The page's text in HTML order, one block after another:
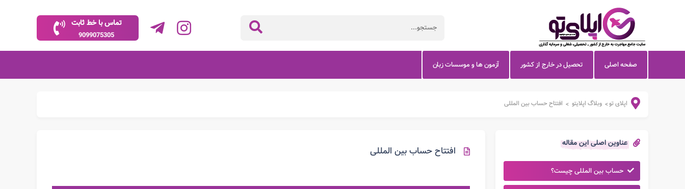
تماس با خط ثابت
9099075305
صفحه اصلی تحصیل در خارج از کشور آزمون ها و موسسات زبان
اپلای تو> وبلاگ اپلایتو > افتتاح حساب بین المللی
عناوین اصلی این مقاله
حساب بین المللی چیست؟
افتتاح حساب بین المللی